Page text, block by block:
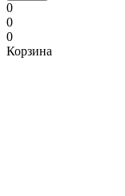
0
0
0
Корзина